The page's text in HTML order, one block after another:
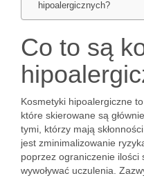
hipoalergicznych?
Co to są
Kosmetyki hipoalergiczne
które skierowane są
tymi, którzy mają
jest zminimalizowanie
poprzez ograniczenie ilości
wywoływać uczulenia.